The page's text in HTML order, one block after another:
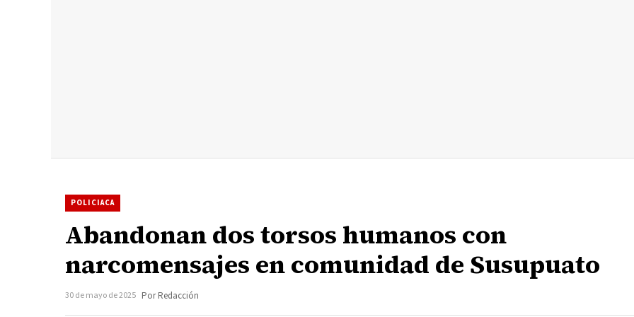
POLICIACA
Abandonan dos torsos humanos con
narcomensajes en comunidad de Susupuato
30 de mayo de 2025 Por Redacción